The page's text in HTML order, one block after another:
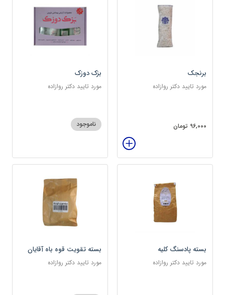
برنجک
مورد تایید دکتر روازاده
96,000 تومان
بزک دوزک
مورد تایید دکتر روازاده
ناموجود
بسته پادسنگ کلیه
مورد تایید دکتر روازاده
بسته تقویت قوه باه آقایان
مورد تایید دکتر روازاده